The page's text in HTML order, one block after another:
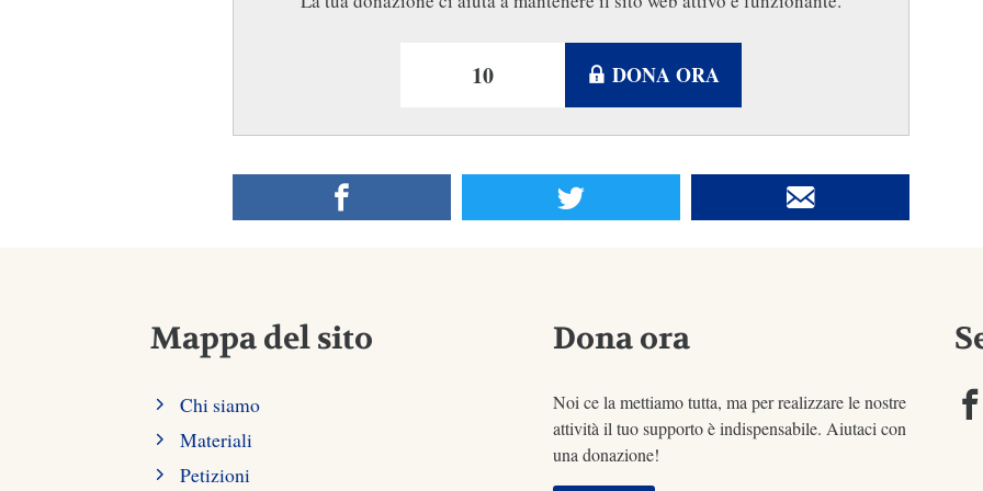
DONA ORA
Mappa del sito
Chi siamo
Materiali
Petizioni
Dona ora
Noi ce la mettiamo tutta, ma per realizzare le nostre
attività il tuo supporto è indispensabile. Aiutaci con
una donazione!